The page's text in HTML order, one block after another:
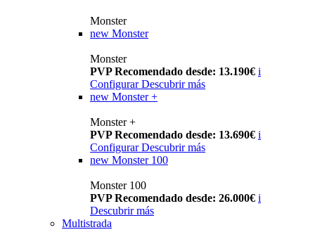
Monster
new Monster
Monster
PVP Recomendado desde: 13.190€ i
Configurar Descubrir más
new Monster +
Monster +
PVP Recomendado desde: 13.690€ i
Configurar Descubrir más
new Monster 100
Monster 100
PVP Recomendado desde: 26.000€ i
Descubrir más
Multistrada